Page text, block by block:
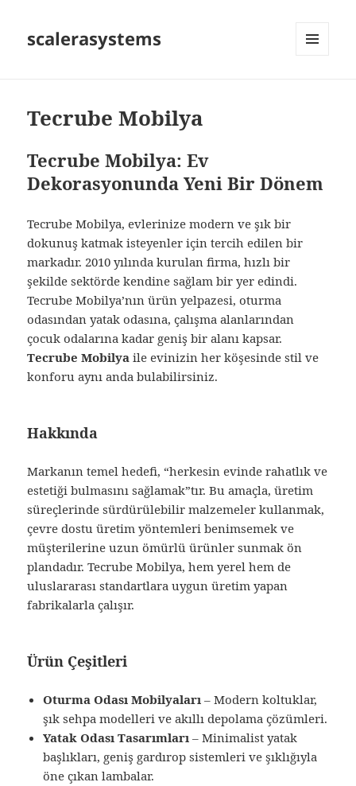
scalerasystems
Tecrube Mobilya
Tecrube Mobilya: Ev
Dekorasyonunda Yeni Bir Dönem
Tecrube Mobilya, evlerinize modern ve şık bir
dokunuş katmak isteyenler için tercih edilen bir
markadır. 2010 yılında kurulan firma, hızlı bir
şekilde sektörde kendine sağlam bir yer edindi.
Tecrube Mobilya’nın ürün yelpazesi, oturma
odasından yatak odasına, çalışma alanlarından
çocuk odalarına kadar geniş bir alanı kapsar.
Tecrube Mobilya ile evinizin her köşesinde stil ve
konforu aynı anda bulabilirsiniz.
Hakkında
Markanın temel hedefi, “herkesin evinde rahatlık ve
estetiği bulmasını sağlamak”tır. Bu amaçla, üretim
süreçlerinde sürdürülebilir malzemeler kullanmak,
çevre dostu üretim yöntemleri benimsemek ve
müşterilerine uzun ömürlü ürünler sunmak ön
plandadır. Tecrube Mobilya, hem yerel hem de
uluslararası standartlara uygun üretim yapan
fabrikalarla çalışır.
Ürün Çeşitleri
Oturma Odası Mobilyaları – Modern koltuklar,
şık sehpa modelleri ve akıllı depolama çözümleri.
Yatak Odası Tasarımları – Minimalist yatak
başlıkları, geniş gardırop sistemleri ve şıklığıyla
öne çıkan lambalar.